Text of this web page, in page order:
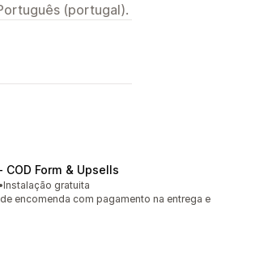
(portugal).
COD Form & Upsells
avaliações
•Instalação gratuita
encomenda com pagamento na entrega e